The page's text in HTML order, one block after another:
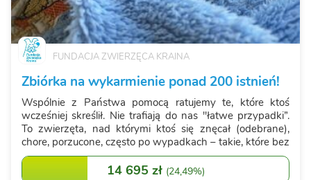
FUNDACJA ZWIERZĘCA KRAINA
Zbiórka na wykarmienie ponad 200 istnień!
Wspólnie z Państwa pomocą ratujemy te, które ktoś
wcześniej skreślił. Nie trafiają do nas "łatwe przypadki”.
To zwierzęta, nad którymi ktoś się znęcał (odebrane),
chore, porzucone, często po wypadkach – takie, które bez
pomocy po prostu nie przetrwają. Ze względu na
wrażliwość odbiorców nie...
14 695 zł (24,49%)